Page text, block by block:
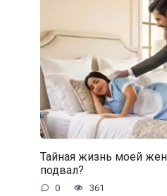
Тайная жизнь моей
подвал?
0 361